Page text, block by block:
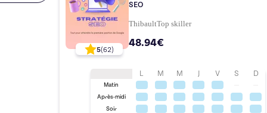
5(62)
SEO
ThibaultTopskiller
48.94€
L M M J V S D
Matin
Après-midi
Soir